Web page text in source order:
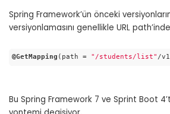
Spring Framework’ün önceki
versiyonlamasını genellikle URL
@GetMapping (path = "/students/list" /
Bu Spring Framework 7 ve Sprint Boot